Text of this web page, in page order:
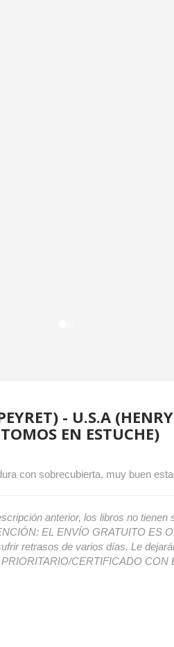
- U.S.A
EN ESTUCHE)
con sobrecubierta, muy buen
anterior, los libros no
EL ENVÍO GRATUITO ES
retrasos de varios días. Le
CERTIFICADO CON